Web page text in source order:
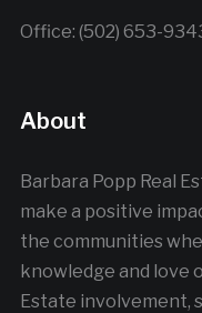
Office: (502) 653-
About
Barbara Popp Real
make a positive
the communities
knowledge and love
Estate involvement,